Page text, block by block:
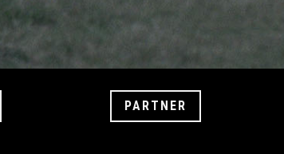
PARTNER